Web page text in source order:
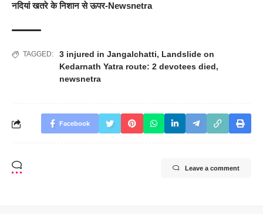
नदियां खतरे के निशान से ऊपर-Newsnetra
TAGGED: 3 injured in Jangalchatti, Landslide on
Kedarnath Yatra route: 2 devotees died,
newsnetra
Facebook
Leave a comment